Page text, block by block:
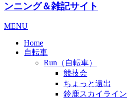
ンニング＆雑記サイト
MENU
Home
自転車
Run（自転車）
競技会
ちょっと遠出
鈴鹿スカイライン